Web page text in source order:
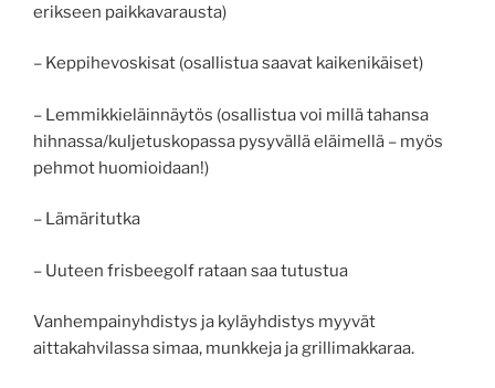
erikseen paikkavarausta)
– Keppihevoskisat (osallistua saavat kaikenikäiset)
– Lemmikkieläinnäytös (osallistua voi millä tahansa
hihnassa/kuljetuskopassa pysyvällä eläimellä – myös
pehmot huomioidaan!)
– Lämäritutka
– Uuteen frisbeegolf rataan saa tutustua
Vanhempainyhdistys ja kyläyhdistys myyvät
aittakahvilassa simaa, munkkeja ja grillimakkaraa.